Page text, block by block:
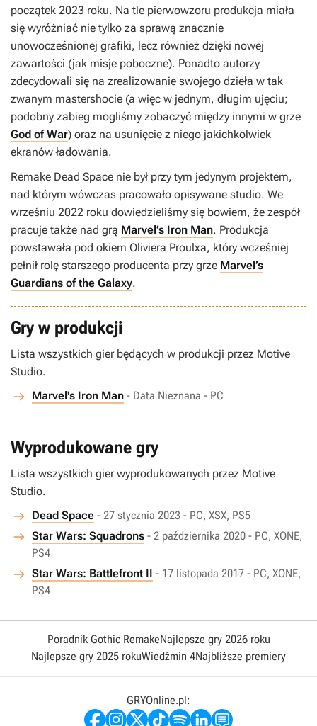
początek 2023 roku. Na tle pierwowzoru produkcja miała
się wyróżniać nie tylko za sprawą znacznie
unowocześnionej grafiki, lecz również dzięki nowej
zawartości (jak misje poboczne). Ponadto autorzy
zdecydowali się na zrealizowanie swojego dzieła w tak
zwanym mastershocie (a więc w jednym, długim ujęciu;
podobny zabieg mogliśmy zobaczyć między innymi w grze
God of War) oraz na usunięcie z niego jakichkolwiek
ekranów ładowania.
Remake Dead Space nie był przy tym jedynym projektem,
nad którym wówczas pracowało opisywane studio. We
wrześniu 2022 roku dowiedzieliśmy się bowiem, że zespół
pracuje także nad grą Marvel’s Iron Man. Produkcja
powstawała pod okiem Oliviera Proulxa, który wcześniej
pełnił rolę starszego producenta przy grze Marvel’s
Guardians of the Galaxy.
Gry w produkcji
Lista wszystkich gier będących w produkcji przez Motive
Studio.
Marvel's Iron Man - Data Nieznana - PC
Wyprodukowane gry
Lista wszystkich gier wyprodukowanych przez Motive
Studio.
Dead Space - 27 stycznia 2023 - PC, XSX, PS5
Star Wars: Squadrons - 2 października 2020 - PC, XONE,
PS4
Star Wars: Battlefront II - 17 listopada 2017 - PC, XONE,
PS4
Poradnik Gothic RemakeNajlepsze gry 2026 roku
Najlepsze gry 2025 rokuWiedźmin 4Najbliższe premiery
GRYOnline.pl: